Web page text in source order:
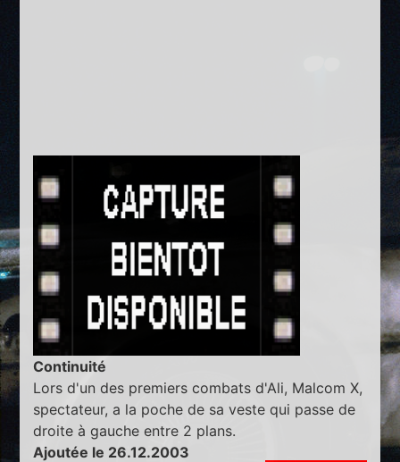
Continuité
Lors d'un des premiers combats d'Ali, Malcom X,
spectateur, a la poche de sa veste qui passe de
droite à gauche entre 2 plans.
Ajoutée le 26.12.2003